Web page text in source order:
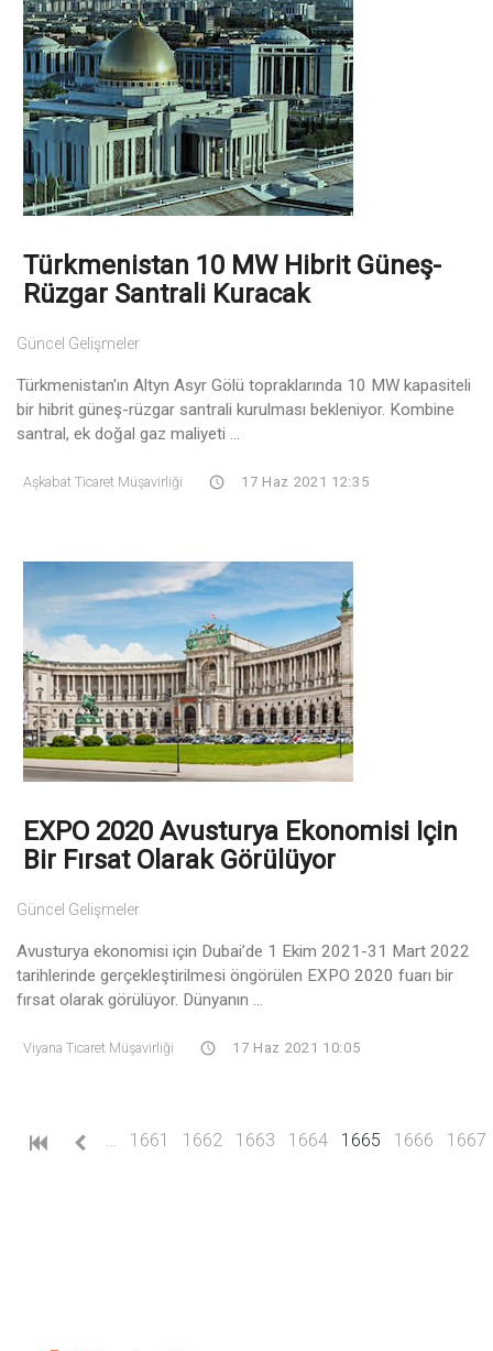
Türkmenistan 10 MW Hibrit Güneş-
Rüzgar Santrali Kuracak
Güncel Gelişmeler
Türkmenistan'ın Altyn Asyr Gölü topraklarında 10 MW kapasiteli
bir hibrit güneş-rüzgar santrali kurulması bekleniyor. Kombine
santral, ek doğal gaz maliyeti ...
Aşkabat Ticaret Müşavirliği 17 Haz 2021 12:35
EXPO 2020 Avusturya Ekonomisi Için
Bir Fırsat Olarak Görülüyor
Güncel Gelişmeler
Avusturya ekonomisi için Dubai’de 1 Ekim 2021-31 Mart 2022
tarihlerinde gerçekleştirilmesi öngörülen EXPO 2020 fuarı bir
fırsat olarak görülüyor. Dünyanın ...
Viyana Ticaret Müşavirliği 17 Haz 2021 10:05
1661 1662 1663 1664 1665 (current)
1666 1667